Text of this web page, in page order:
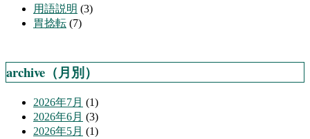
用語説明 (3)
胃捻転 (7)
archive（月別）
2026年7月 (1)
2026年6月 (3)
2026年5月 (1)